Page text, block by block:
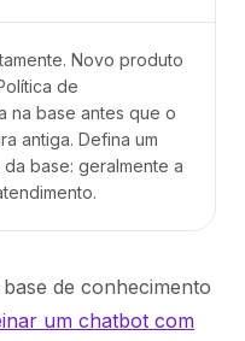
Novo produto
de
na base antes que o
antiga. Defina um
base: geralmente a
de conhecimento
um chatbot com